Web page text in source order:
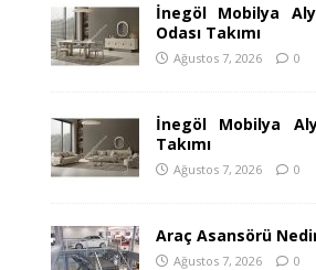
İnegöl Mobilya
Odası Takımı
Ağustos 7, 2026 0
İnegöl Mobilya
Takımı
Ağustos 7, 2026 0
Araç Asansörü
Ağustos 7, 2026 0